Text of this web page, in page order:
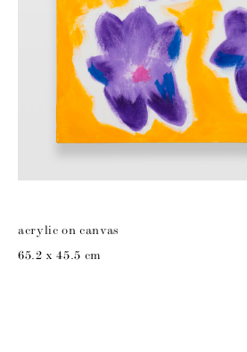
acrylic on canvas
65.2 x 45.5 cm